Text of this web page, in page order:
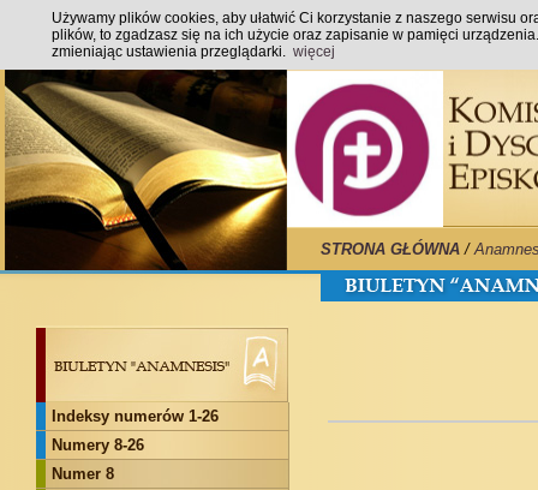
Używamy plików cookies, aby ułatwić Ci korzystanie z naszego serwisu
plików, to zgadzasz się na ich użycie oraz zapisanie w pamięci
zmieniając ustawienia przeglądarki. więcej
STRONA GŁÓWNA /
Indeksy numerów 1-26
Numery 8-26
Numer 8